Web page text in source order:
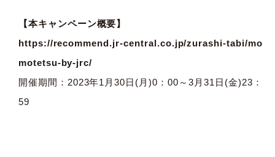
【本キャンペーン概要】
https://recommend.jr-central.co.jp/zurashi-tabi/mo
motetsu-by-jrc/
開催期間：2023年1月30日(月)0：00～3月31日(金)23：
59